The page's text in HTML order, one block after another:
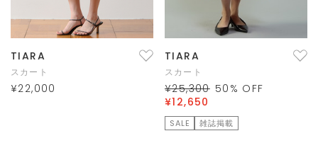
TIARA
スカート
¥22,000
TIARA
スカート
¥25,300 50 % OFF
¥12,650
SALE 雑誌掲載